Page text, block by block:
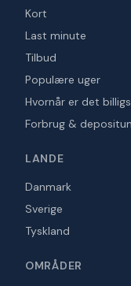
Kort
Last minute
Tilbud
Populære uger
Hvornår er det
Forbrug &
LANDE
Danmark
Sverige
Tyskland
OMRÅDER